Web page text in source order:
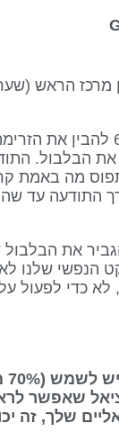
קבלה של הבלבול, המצב שהיה לפני שנוצר
השער שפותר את
לתפוס מה
התודעה עד
את הבלבול
הנפשי שלנו
–
שאפשר
שלך, זה